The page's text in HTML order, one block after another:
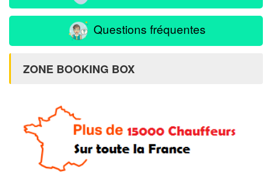
Questions fréquentes
ZONE BOOKING BOX